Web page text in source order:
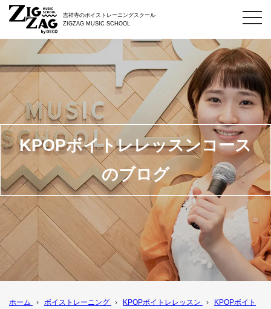
吉祥寺のボイストレーニングスクール
ZIGZAG MUSIC SCHOOL
KPOPボイトレレッスンコース
のブログ
ホーム › ボイストレーニング › KPOPボイトレレッスン ›
KPOPボイト